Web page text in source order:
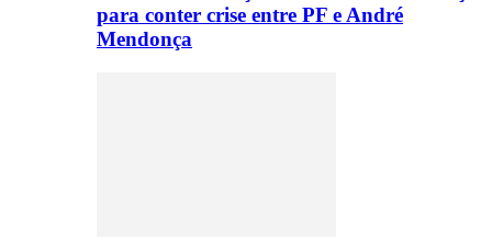
para conter crise entre PF e André
Mendonça